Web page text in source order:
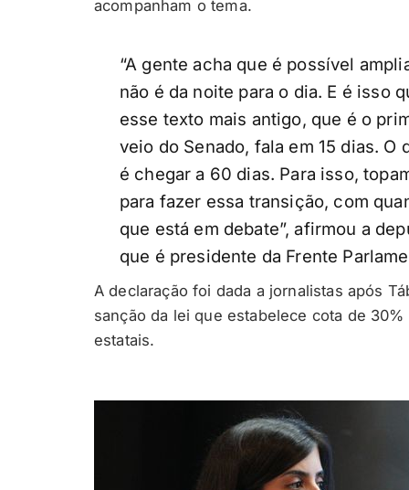
acompanham o tema.
“A gente acha que é possível
não é da noite para o dia. E é isso
esse texto mais antigo, que é o
veio do Senado, fala em 15 dias.
é chegar a 60 dias. Para isso,
para fazer essa transição, com
que está em debate”, afirmou a
que é presidente da Frente
A declaração foi dada a jornalistas após
sanção da lei que estabelece cota de
estatais.